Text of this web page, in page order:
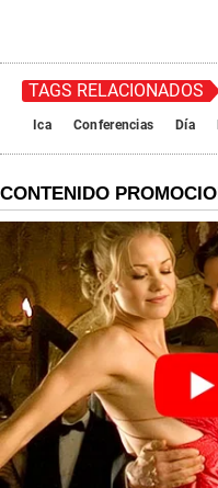
TAGS RELACIONADOS
Ica Conferencias Día